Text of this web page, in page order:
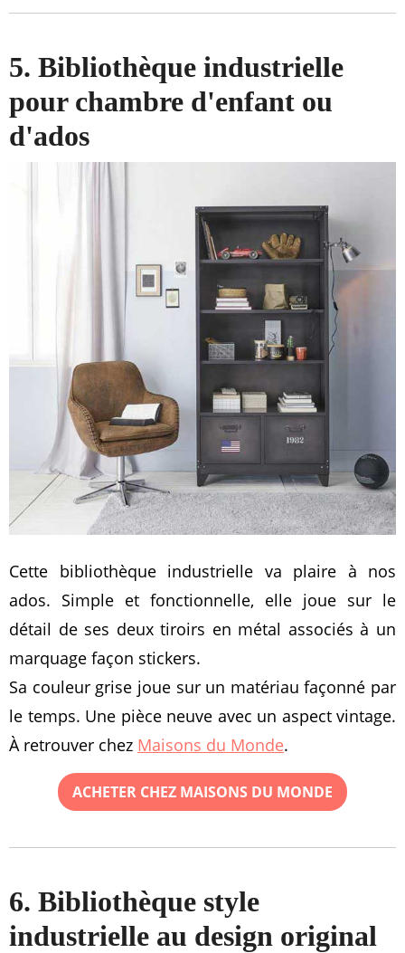
5. Bibliothèque industrielle
pour chambre d'enfant ou
d'ados
Cette bibliothèque industrielle va plaire à nos
ados. Simple et fonctionnelle, elle joue sur le
détail de ses deux tiroirs en métal associés à un
marquage façon stickers.
Sa couleur grise joue sur un matériau façonné par
le temps. Une pièce neuve avec un aspect vintage.
À retrouver chez Maisons du Monde.
ACHETER CHEZ MAISONS DU MONDE
6. Bibliothèque style
industrielle au design original